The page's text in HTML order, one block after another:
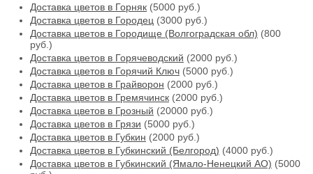
Доставка цветов в Горняк (5000 руб.)
Доставка цветов в Городец (3000 руб.)
Доставка цветов в Городище (Волгоградская обл) (800
руб.)
Доставка цветов в Горячеводский (2000 руб.)
Доставка цветов в Горячий Ключ (5000 руб.)
Доставка цветов в Грайворон (2000 руб.)
Доставка цветов в Гремячинск (2000 руб.)
Доставка цветов в Грозный (20000 руб.)
Доставка цветов в Грязи (5000 руб.)
Доставка цветов в Губкин (2000 руб.)
Доставка цветов в Губкинский (Белгород) (4000 руб.)
Доставка цветов в Губкинский (Ямало-Ненецкий АО) (5000